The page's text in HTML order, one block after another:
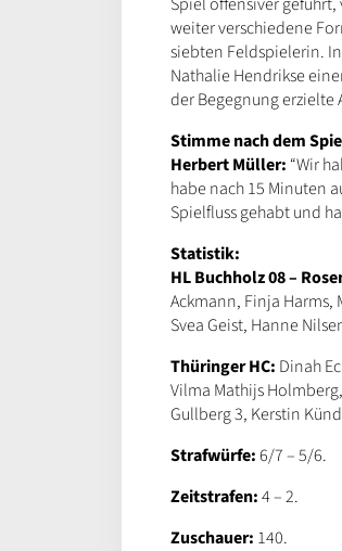
weiter verschiedene
siebten Feldspielerin.
Nathalie Hendrikse
der Begegnung erzielte
Stimme nach dem
Herbert Müller: “Wir
habe nach 15 Minuten
Spielfluss gehabt und
Statistik:
HL Buchholz 08 –
Ackmann, Finja Harms,
Svea Geist, Hanne
Thüringer HC: Dinah
Vilma Mathijs
Gullberg 3, Kerstin
Strafwürfe:6/7 – 5/6.
Zeitstrafen:4 – 2.
Zuschauer: 140.